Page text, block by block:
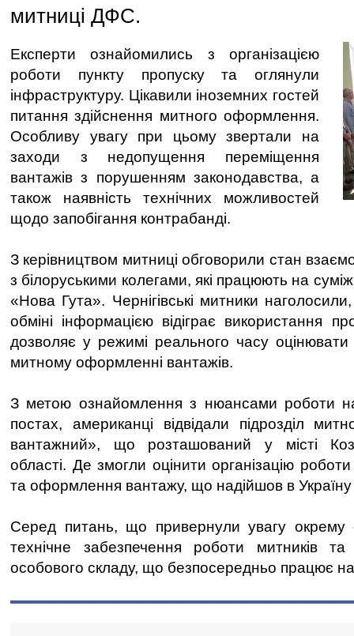
митниці ДФС.
Експерти ознайомились з організацією
роботи пункту пропуску та оглянули
інфраструктуру. Цікавили іноземних гостей
питання здійснення митного оформлення.
Особливу увагу при цьому звертали на
заходи з недопущення переміщення
вантажів з порушенням законодавства, а
також наявність технічних можливостей
щодо запобігання контрабанді.
З керівництвом митниці обговорили стан
з білоруськими колегами, які працюють на
«Нова Гута». Чернігівські митники
обміні інформацією відіграє використання
дозволяє у режимі реального часу
митному оформленні вантажів.
З метою ознайомлення з нюансами роботи
постах, американці відвідали підрозділ
вантажний», що розташований у місті
області. Де змогли оцінити організацію
та оформлення вантажу, що надійшов в
Серед питань, що привернули увагу окрему
технічне забезпечення роботи митників та
особового складу, що безпосередньо працює на